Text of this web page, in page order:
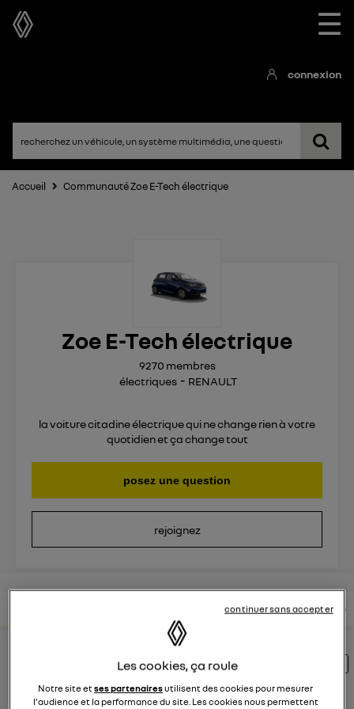
☰
connexion
Accueil Communauté Zoe E-Tech électrique
Zoe E-Tech électrique
électriques RENAULT
9270 membres
la voiture citadine électrique qui ne change rien à votre
quotidien et ça change tout
posez une question
rejoignez
consultez votre notice
Découvrez les 1737 questions sur Zoe E-
Tech électrique - électriques - RENAULT
Les cookies, ça roule
Notre site etses partenairesutilisent des cookies pour mesurer
l'audience et la performance du site. Les cookies nous permettent
continuer sans accepter